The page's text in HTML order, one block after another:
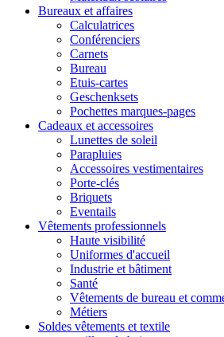
Bureaux et affaires
Calculatrices
Conférenciers
Carnets
Bureau
Etuis-cartes
Geschenksets
Pochettes marques-pages
Cadeaux et accessoires
Lunettes de soleil
Parapluies
Accessoires vestimentaires
Porte-clés
Briquets
Eventails
Vêtements professionnels
Haute visibilité
Uniformes d'accueil
Industrie et bâtiment
Santé
Vêtements de bureau et
Métiers
Soldes vêtements et textile